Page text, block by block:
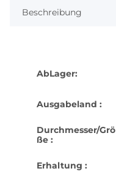
Beschreibung
AbLager:
Ausgabeland :
Durchmesser/Grö
ße :
Erhaltung :